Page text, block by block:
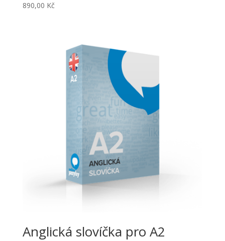
890,00 Kč
Anglická slovíčka pro A2